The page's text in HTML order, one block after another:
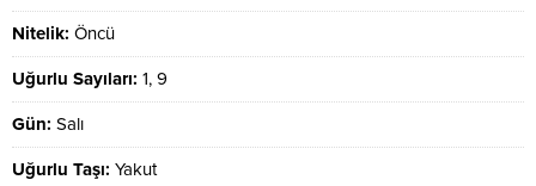
Nitelik: Öncü
Uğurlu Sayıları: 1, 9
Gün: Salı
Uğurlu Taşı: Yakut